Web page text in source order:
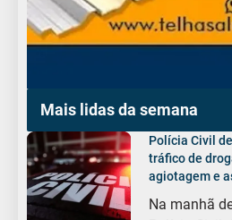
Mais lidas da semana
Polícia Civil
tráfico de
agiotagem e
Na manhã